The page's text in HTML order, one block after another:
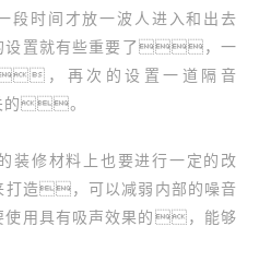
时间才放一波人进入和出去
置就有些重要了，一
，再次的设置一道隔音
的。
修材料上也要进行一定的改
造，可以减弱内部的噪音
用具有吸声效果的，能够